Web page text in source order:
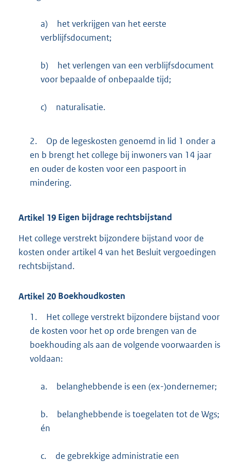
a)
het verkrijgen van het eerste
verblijfsdocument;
b)
het verlengen van een verblijfsdocument
voor bepaalde of onbepaalde tijd;
c) naturalisatie.
2.
Op de legeskosten genoemd in lid 1 onder a
en b brengt het college bij inwoners van 14 jaar
en ouder de kosten voor een paspoort in
mindering.
Artikel 19 Eigen bijdrage rechtsbijstand
Het college verstrekt bijzondere bijstand voor de
kosten onder artikel 4 van het Besluit vergoedingen
rechtsbijstand.
Artikel 20 Boekhoudkosten
1.
Het college verstrekt bijzondere bijstand voor
de kosten voor het op orde brengen van de
boekhouding als aan de volgende voorwaarden is
voldaan:
a. belanghebbende is een (ex-)ondernemer;
b.
belanghebbende is toegelaten tot de Wgs;
én
c.
de gebrekkige administratie een